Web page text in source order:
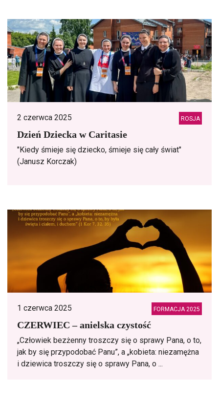
2 czerwca 2025 ROSJA
Dzień Dziecka w Caritasie
"Kiedy śmieje się dziecko, śmieje się cały świat"
(Janusz Korczak)
1 czerwca 2025 FORMACJA 2025
CZERWIEC – anielska czystość
„Człowiek bezżenny troszczy się o sprawy Pana, o to,
jak by się przypodobać Panu”, a „kobieta: niezamężna
i dziewica troszczy się o sprawy Pana, o ...